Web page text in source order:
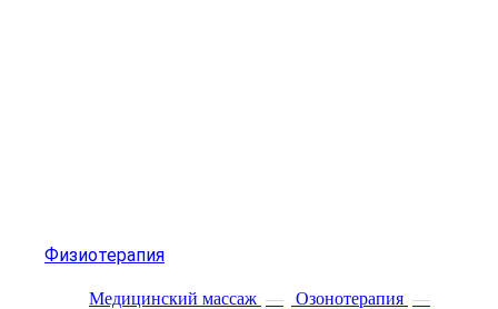
Физиотерапия
Медицинский массаж — Озонотерапия —